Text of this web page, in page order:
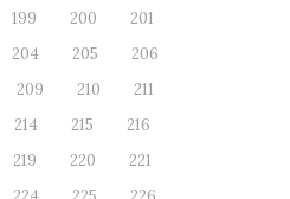
199 200
201
204 205
206
209 210
211
214 215
216
219 220
221